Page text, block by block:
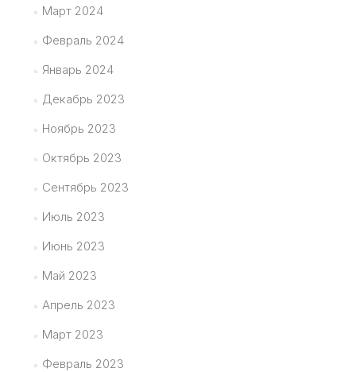
Март 2024
Февраль 2024
Январь 2024
Декабрь 2023
Ноябрь 2023
Октябрь 2023
Сентябрь 2023
Июль 2023
Июнь 2023
Май 2023
Апрель 2023
Март 2023
Февраль 2023